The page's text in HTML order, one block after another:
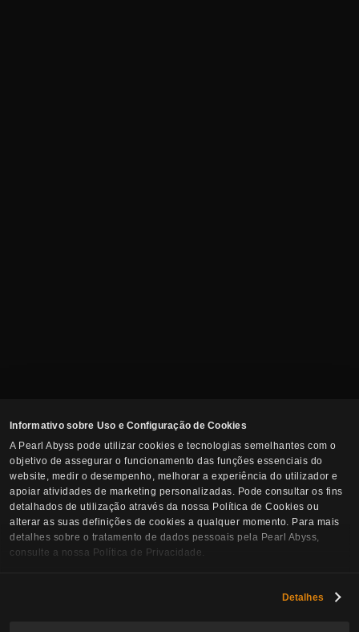
Informativo sobre Uso e Configuração de Cookies
A Pearl Abyss pode utilizar cookies e tecnologias semelhantes com o
objetivo de assegurar o funcionamento das funções essenciais do
website, medir o desempenho, melhorar a experiência do utilizador e
apoiar atividades de marketing personalizadas. Pode consultar os fins
detalhados de utilização através da nossa Política de Cookies ou
alterar as suas definições de cookies a qualquer momento. Para mais
detalhes sobre o tratamento de dados pessoais pela Pearl Abyss,
consulte a nossa Política de Privacidade.
Detalhes